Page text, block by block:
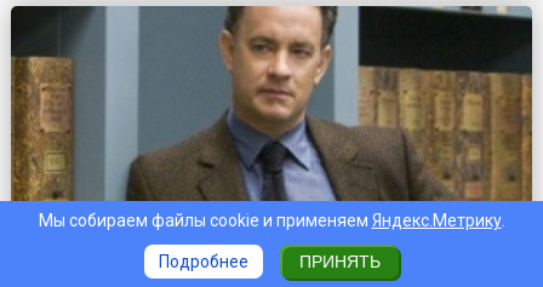
Мы собираем файлы cookie и применяем Яндекс.Метрику.
Подробнее ПРИНЯТЬ